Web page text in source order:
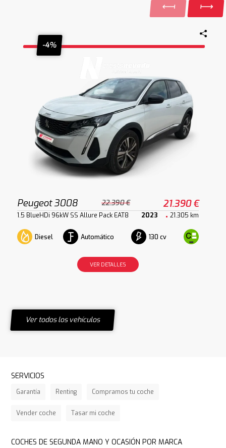
-4%
Peugeot 3008 22.390 € 21.390 €
1.5 BlueHDi 96kW SS Allure Pack EAT8 2023 21.305 km
Diesel Automático 130 cv
VER DETALLES
Ver todos los vehículos
SERVICIOS
Garantía Renting Compramos tu coche
Vender coche Tasar mi coche
COCHES DE SEGUNDA MANO Y OCASIÓN POR MARCA